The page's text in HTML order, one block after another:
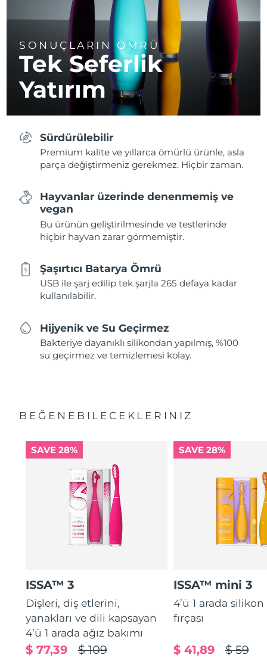
SONUÇLARIN ÖMRÜ
Tek Seferlik
Yatırım
Sürdürülebilir
Premium kalite ve yıllarca ömürlü ürünle, asla
parça değiştirmeniz gerekmez. Hiçbir zaman.
Hayvanlar üzerinde denenmemiş ve
vegan
Bu ürünün geliştirilmesinde ve testlerinde
hiçbir hayvan zarar görmemiştir.
Şaşırtıcı Batarya Ömrü
USB ile şarj edilip tek şarjla 265 defaya kadar
kullanılabilir.
Hijyenik ve Su Geçirmez
Bakteriye dayanıklı silikondan yapılmış, %100
su geçirmez ve temizlemesi kolay.
BEĞENEBILECEKLERINIZ
SAVE 28%
ISSA™ 3
Dişleri, diş etlerini,
yanakları ve dili kapsayan
4’ü 1 arada ağız bakımı
$ 109
$ 77,39
SAVE 28%
ISSA™ mini 3
4’ü 1 arada
fırçası
$ 59
$ 41,89